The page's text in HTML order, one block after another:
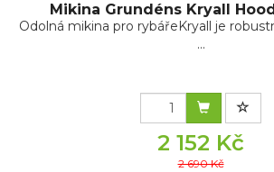
Mikina Grundéns Kryall
Odolná mikina pro rybářeKryall je
...
2 152 Kč
2 690 Kč